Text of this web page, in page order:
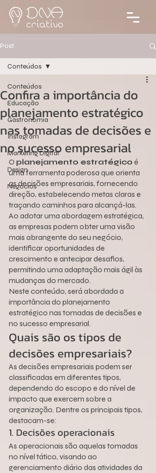
Post
Conteúdos
Educação
Gastronomia
Instagram
Marketing Digital
Design
Negócios
Conteúdos
Confira a importância do
planejamento estratégico
nas tomadas de decisões e
no sucesso empresarial
O planejamento estratégico é
uma ferramenta poderosa que orienta
as decisões empresariais, fornecendo
direção, estabelecendo metas claras e
traçando caminhos para alcançá-las.
Ao adotar uma abordagem estratégica,
as empresas podem obter uma visão
mais abrangente do seu negócio,
identificar oportunidades de
crescimento e antecipar desafios,
permitindo uma adaptação mais ágil às
mudanças do mercado.
Neste conteúdo, será abordada a
importância do planejamento
estratégico nas tomadas de decisões e
no sucesso empresarial.
Quais são os tipos de
decisões empresariais?
As decisões empresariais podem ser
classificadas em diferentes tipos,
dependendo do escopo e do nível de
impacto que exercem sobre a
organização. Dentre os principais tipos,
destacam-se:
1. Decisões operacionais
As operacionais são aquelas tomadas
no nível tático, visando ao
gerenciamento diário das atividades da